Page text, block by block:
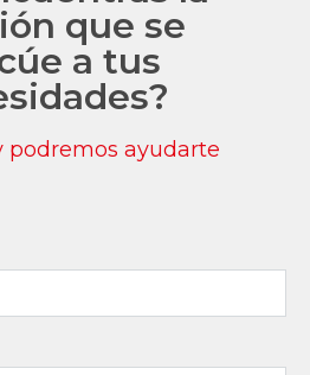
que se
a tus
podremos ayudarte